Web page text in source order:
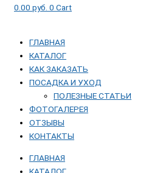
0.00 руб. 0 Cart
ГЛАВНАЯ
КАТАЛОГ
КАК ЗАКАЗАТЬ
ПОСАДКА И УХОД
ПОЛЕЗНЫЕ СТАТЬИ
ФОТОГАЛЕРЕЯ
ОТЗЫВЫ
КОНТАКТЫ
ГЛАВНАЯ